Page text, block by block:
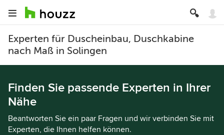
Experten für Duscheinbau, Duschkabine
nach Maß in Solingen
Finden Sie passende Experten in Ihrer
Nähe
Beantworten Sie ein paar Fragen und wir verbinden Sie mit
Experten, die Ihnen helfen können.